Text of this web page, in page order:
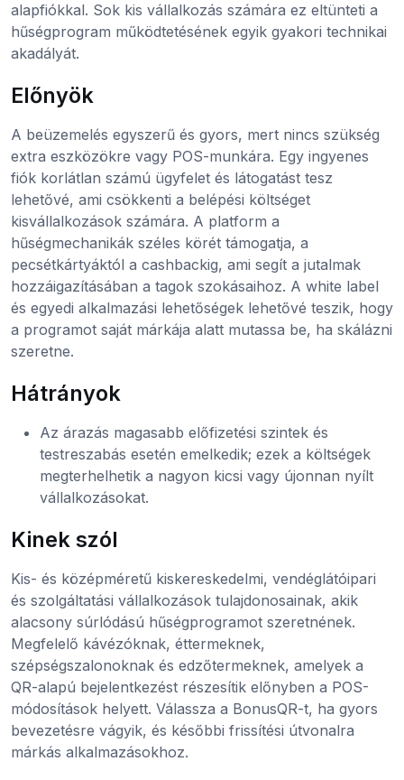
alapfiókkal. Sok kis vállalkozás számára ez eltünteti a
hűségprogram működtetésének egyik gyakori technikai
akadályát.
Előnyök
A beüzemelés egyszerű és gyors, mert nincs szükség
extra eszközökre vagy POS-munkára. Egy ingyenes
fiók korlátlan számú ügyfelet és látogatást tesz
lehetővé, ami csökkenti a belépési költséget
kisvállalkozások számára. A platform a
hűségmechanikák széles körét támogatja, a
pecsétkártyáktól a cashbackig, ami segít a jutalmak
hozzáigazításában a tagok szokásaihoz. A white label
és egyedi alkalmazási lehetőségek lehetővé teszik, hogy
a programot saját márkája alatt mutassa be, ha skálázni
szeretne.
Hátrányok
Az árazás magasabb előfizetési szintek és
testreszabás esetén emelkedik; ezek a költségek
megterhelhetik a nagyon kicsi vagy újonnan nyílt
vállalkozásokat.
Kinek szól
Kis- és középméretű kiskereskedelmi, vendéglátóipari
és szolgáltatási vállalkozások tulajdonosainak, akik
alacsony súrlódású hűségprogramot szeretnének.
Megfelelő kávézóknak, éttermeknek,
szépségszalonoknak és edzőtermeknek, amelyek a
QR-alapú bejelentkezést részesítik előnyben a POS-
módosítások helyett. Válassza a BonusQR-t, ha gyors
bevezetésre vágyik, és későbbi frissítési útvonalra
márkás alkalmazásokhoz.